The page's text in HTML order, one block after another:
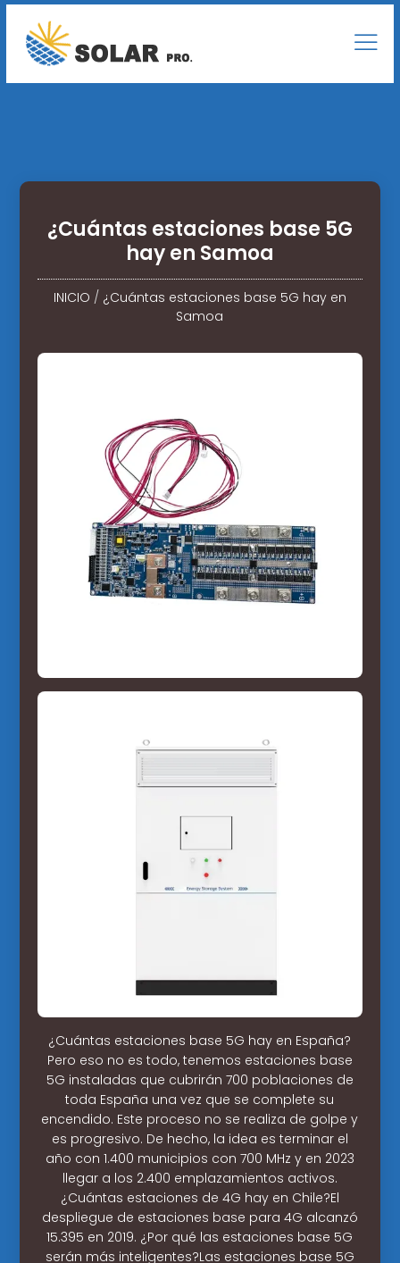
¿Cuántas estaciones base 5G
hay en Samoa
INICIO / ¿Cuántas estaciones base 5G hay en
Samoa
¿Cuántas estaciones base 5G hay en España?
Pero eso no es todo, tenemos estaciones base
5G instaladas que cubrirán 700 poblaciones de
toda España una vez que se complete su
encendido. Este proceso no se realiza de golpe y
es progresivo. De hecho, la idea es terminar el
año con 1.400 municipios con 700 MHz y en 2023
llegar a los 2.400 emplazamientos activos.
¿Cuántas estaciones de 4G hay en Chile?El
despliegue de estaciones base para 4G alcanzó
15.395 en 2019. ¿Por qué las estaciones base 5G
serán más inteligentes?Las estaciones base 5G